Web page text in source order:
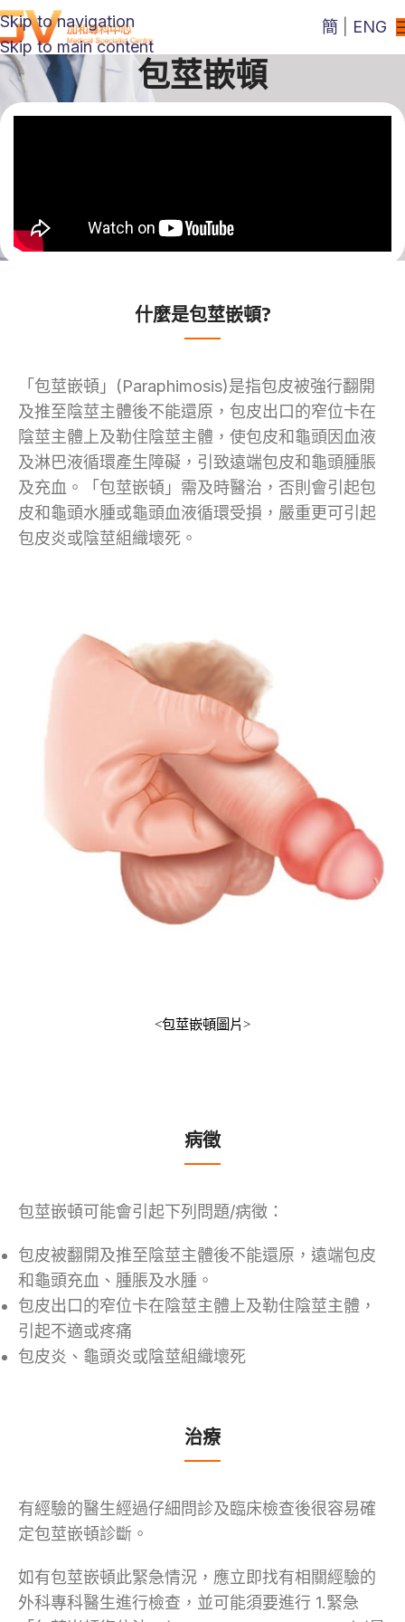
Skip to navigation
Skip to main content
簡 ENG
包莖嵌頓
<包莖嵌頓圖片>
什麼是包莖嵌頓?
「包莖嵌頓」(Paraphimosis)是指包皮被強行翻開
及推至陰莖主體後不能還原，包皮出口的窄位卡在
陰莖主體上及勒住陰莖主體，使包皮和龜頭因血液
及淋巴液循環產生障礙，引致遠端包皮和龜頭腫脹
及充血。「包莖嵌頓」需及時醫治，否則會引起包
皮和龜頭水腫或龜頭血液循環受損，嚴重更可引起
包皮炎或陰莖組織壞死。
病徵
包莖嵌頓可能會引起下列問題/病徵：
包皮被翻開及推至陰莖主體後不能還原，遠端包皮
和龜頭充血、腫脹及水腫。
包皮出口的窄位卡在陰莖主體上及勒住陰莖主體，
引起不適或疼痛
包皮炎、龜頭炎或陰莖組織壞死
治療
有經驗的醫生經過仔細問診及臨床檢查後很容易確
定包莖嵌頓診斷。
如有包莖嵌頓此緊急情況，應立即找有相關經驗的
外科專科醫生進行檢查，並可能須要進行 1.緊急